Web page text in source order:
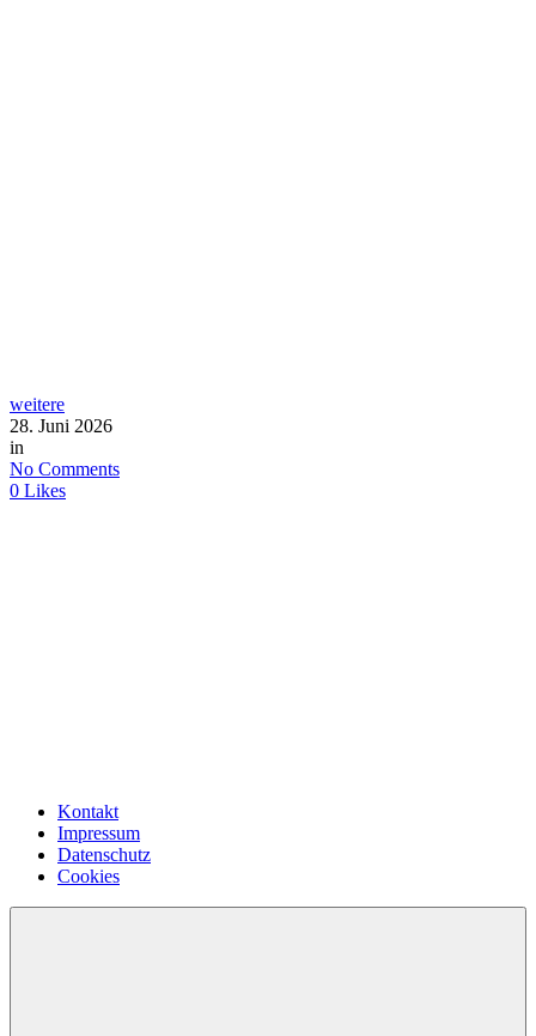
weitere
28. Juni 2026
in
No Comments
0 Likes
Kontakt
Impressum
Datenschutz
Cookies